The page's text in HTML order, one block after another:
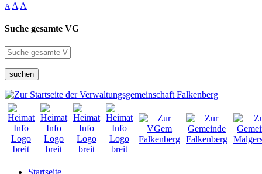
A A A
Suche gesamte VG
suchen
Startseite